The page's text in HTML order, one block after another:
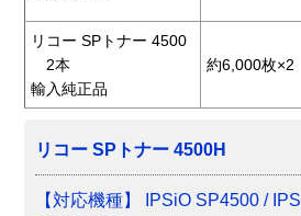
リコー SPトナー 4500
2本
輸入純正品
約6,000枚×2
リコー SPトナー 4500H
【対応機種】 IPSiO SP4500 /